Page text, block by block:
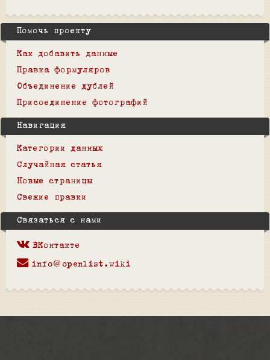
Помочь проекту
Как добавить данные
Правка формуляров
Объединение дублей
Присоединение фотографий
Навигация
Категории данных
Случайная статья
Новые страницы
Свежие правки
Связаться с нами
ВКонтакте
info@openlist.wiki